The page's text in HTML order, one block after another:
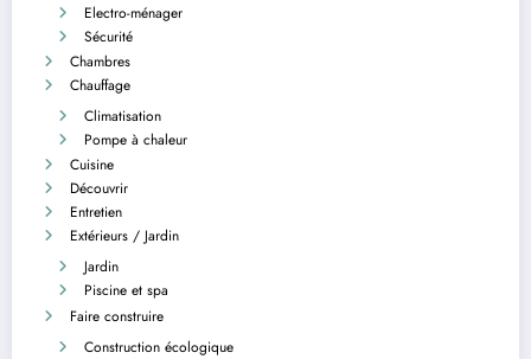
Electro-ménager
Sécurité
Chambres
Chauffage
Climatisation
Pompe à chaleur
Cuisine
Découvrir
Entretien
Extérieurs / Jardin
Jardin
Piscine et spa
Faire construire
Construction écologique